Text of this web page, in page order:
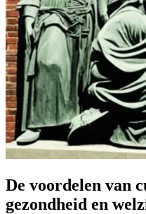
De voordelen van
gezondheid en